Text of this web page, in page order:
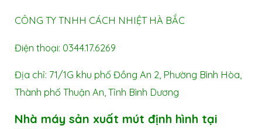
CÔNG TY TNHH CÁCH NHIỆT HÀ BẮC
Điện thoại: 0344.17.6269
Địa chỉ: 71/1G khu phố Đồng An 2, Phường Bình Hòa,
Thành phố Thuận An, Tỉnh Bình Dương
Nhà máy sản xuất mút định hình tại